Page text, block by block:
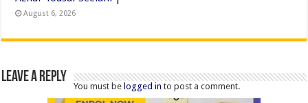
August 6, 2026
Leave a Reply
You must belogged in to post a comment.